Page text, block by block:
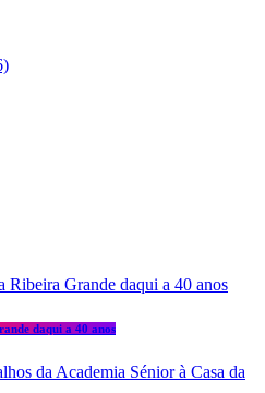
daqui a 40 anos